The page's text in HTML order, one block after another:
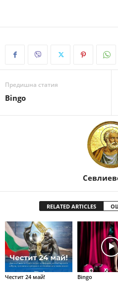
Предишна статия
Bingo
RELATED ARTICLES
Честит 24 май! Bingo